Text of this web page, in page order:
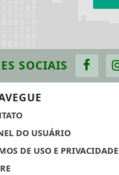
SOCIAIS
DO USUÁRIO
DE USO E PRIVACIDADE